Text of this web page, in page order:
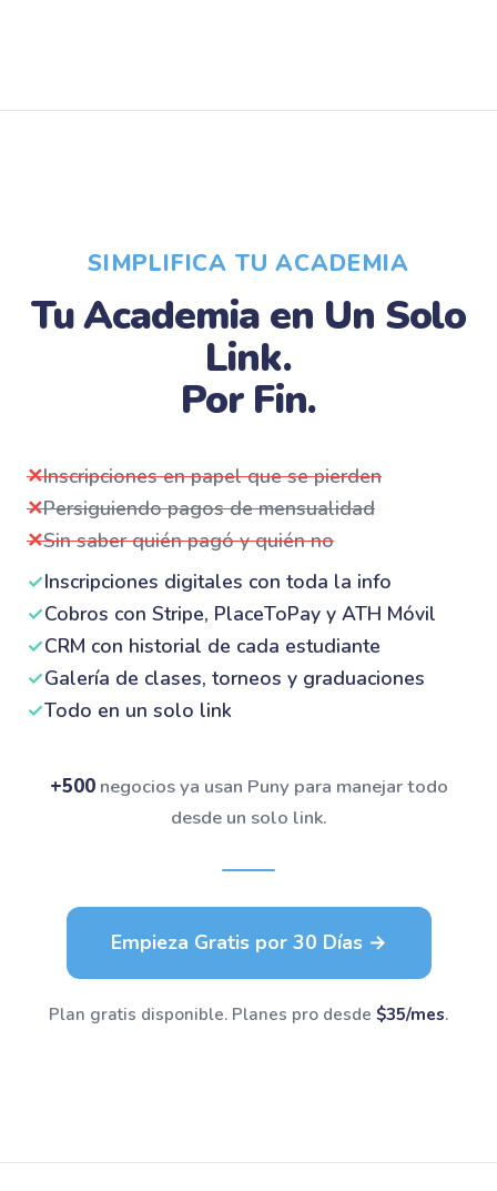
SIMPLIFICA TU ACADEMIA
Tu Academia en Un Solo
Link.
Por Fin.
✕Inscripciones en papel que se pierden
✕Persiguiendo pagos de mensualidad
✕Sin saber quién pagó y quién no
✓Inscripciones digitales con toda la info
✓Cobros con Stripe, PlaceToPay y ATH Móvil
✓CRM con historial de cada estudiante
✓Galería de clases, torneos y graduaciones
✓Todo en un solo link
+500negocios ya usan Puny para manejar todo
desde un solo link.
Empieza Gratis por 30 Días →
Plan gratis disponible. Planes pro desde $35/mes.